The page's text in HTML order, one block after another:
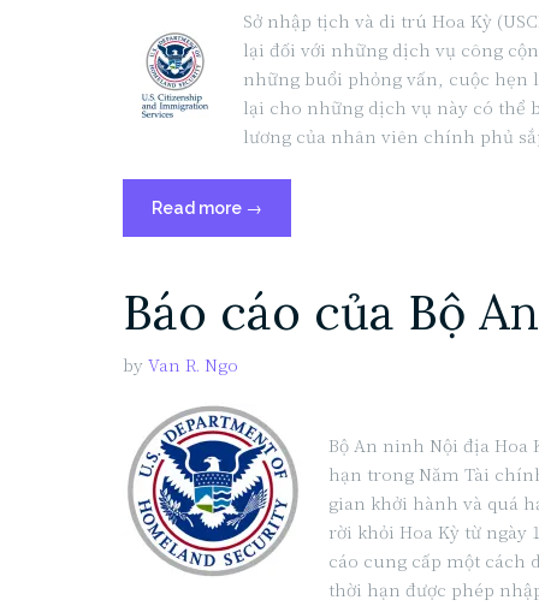
Sở nhập tịch và di trú Hoa Kỳ
lại đối với những dịch vụ công
những buổi phỏng vấn, cuộc hẹn
lại cho những dịch vụ này có thể
lương của nhân viên chính phủ
Read more “USCIS
mở
trở
lại
cung
cấp
dịch
vụ
vào
ngày
→
Báo cáo của Bộ
by Van R. Ngo
Bộ An ninh Nội địa
hạn trong Năm Tài
gian khởi hành và quá
rời khỏi Hoa Kỳ từ ngày
cáo cung cấp một cách
thời hạn được phép